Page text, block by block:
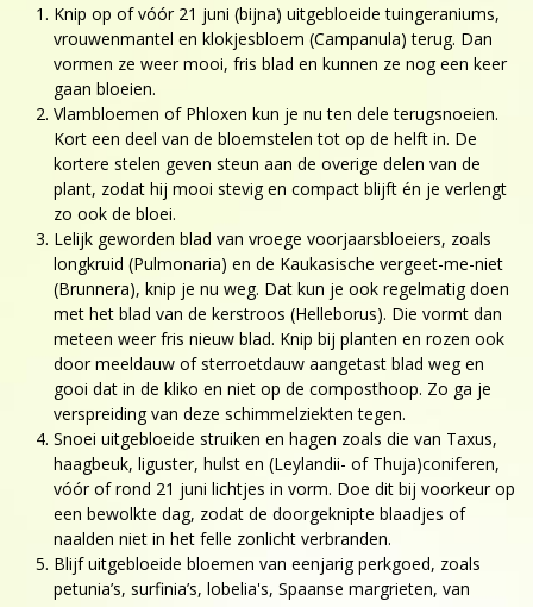
Knip op of vóór 21 juni (bijna) uitgebloeide tuingeraniums,
vrouwenmantel en klokjesbloem (Campanula) terug. Dan
vormen ze weer mooi, fris blad en kunnen ze nog een keer
gaan bloeien.
Vlambloemen of Phloxen kun je nu ten dele terugsnoeien.
Kort een deel van de bloemstelen tot op de helft in. De
kortere stelen geven steun aan de overige delen van de
plant, zodat hij mooi stevig en compact blijft én je verlengt
zo ook de bloei.
Lelijk geworden blad van vroege voorjaarsbloeiers, zoals
longkruid (Pulmonaria) en de Kaukasische vergeet-me-niet
(Brunnera), knip je nu weg. Dat kun je ook regelmatig doen
met het blad van de kerstroos (Helleborus). Die vormt dan
meteen weer fris nieuw blad. Knip bij planten en rozen ook
door meeldauw of sterroetdauw aangetast blad weg en
gooi dat in de kliko en niet op de composthoop. Zo ga je
verspreiding van deze schimmelziekten tegen.
Snoei uitgebloeide struiken en hagen zoals die van Taxus,
haagbeuk, liguster, hulst en (Leylandii- of Thuja)coniferen,
vóór of rond 21 juni lichtjes in vorm. Doe dit bij voorkeur op
een bewolkte dag, zodat de doorgeknipte blaadjes of
naalden niet in het felle zonlicht verbranden.
Blijf uitgebloeide bloemen van eenjarig perkgoed, zoals
petunia’s, surfinia’s, lobelia's, Spaanse margrieten, van